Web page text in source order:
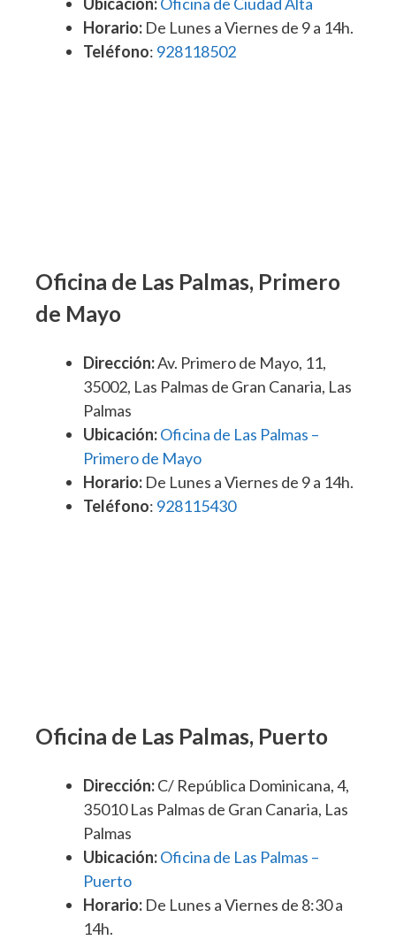
Horario: De Lunes a Viernes de 9 a 14h.
Teléfono: 928118502
Oficina de Las Palmas, Primero
de Mayo
Dirección:Av. Primero de Mayo, 11,
35002, Las Palmas de Gran Canaria, Las
Palmas
Ubicación:Oficina de Las Palmas –
Primero de Mayo
Horario: De Lunes a Viernes de 9 a 14h.
Teléfono: 928115430
Oficina de Las Palmas, Puerto
Dirección:C/ República Dominicana, 4,
35010 Las Palmas de Gran Canaria, Las
Palmas
Ubicación:Oficina de Las Palmas –
Puerto
Horario: De Lunes a Viernes de 8:30 a
14h.